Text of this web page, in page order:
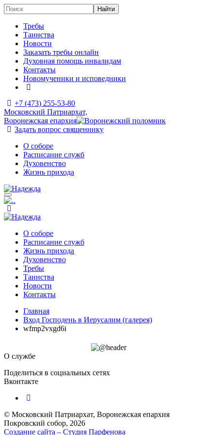
Требы
Таинства
Новости
Заказать требы онлайн
Духовная помощь инвалидам
Контакты
Новомученики и исповедники
+7 (473) 255-53-80
Московский Патриархат,
Воронежская епархия
Задать вопрос священнику
О соборе
Расписание служб
Духовенство
Жизнь прихода
О соборе
Расписание служб
Жизнь прихода
Духовенство
Требы
Таинства
Новости
Контакты
Главная
Вход Господень в Иерусалим (галерея)
wfmp2vxgd6i
О службе
Поделиться в социальных сетях
Вконтакте
© Московский Патриархат, Воронежcкая епархия
Покровский собор, 2026
Создание сайта – Cтудия Парфенова